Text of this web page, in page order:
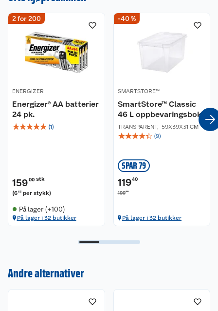
2 for 200
ENERGIZER
Energizer® AA batterier
24 pk.
☆☆☆☆☆ (1)
15900 stk
(663 per stykk)
På lager (+100)
På lager i 32 butikker
-40 %
SMARTSTORE™
SmartStore™ Classic
46 L oppbevaringsboks
TRANSPARENT, 59X39X31 CM
☆☆☆☆☆ (9)
SPAR 79
11940
19900
På lager i 32 butikker
Andre alternativer
Om oss
Kontakt oss